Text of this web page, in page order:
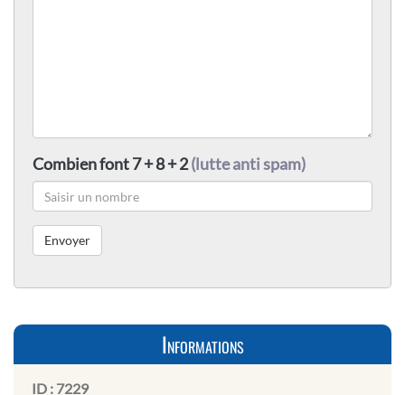
Combien font 7 + 8 + 2(lutte anti spam)
Informations
ID : 7229